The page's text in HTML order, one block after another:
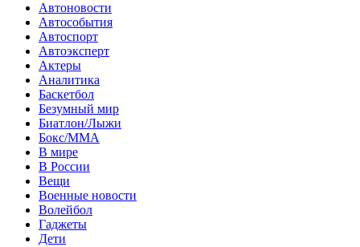
Автоновости
Автособытия
Автоспорт
Автоэксперт
Актеры
Аналитика
Баскетбол
Безумный мир
Биатлон/Лыжи
Бокс/MMA
В мире
В России
Вещи
Военные новости
Волейбол
Гаджеты
Дети